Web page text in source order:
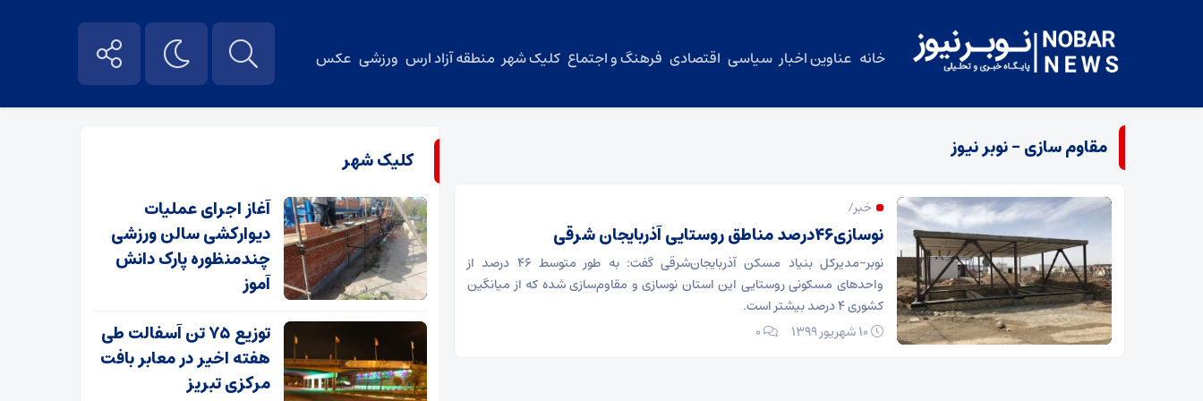
خانه عناوین اخبار سیاسی اقتصادی فرهنگ و اجتماع کلیک شهر منطقه آزاد ارس ورزشی عکس
مقاوم سازی – نوبر نیوز
خبر/
نوسازی۴۶درصد مناطق روستایی آذربایجان شرقی
نوبر-مدیرکل بنیاد مسکن آذربایجان‌شرقی گفت: به طور متوسط ۴۶ درصد از
واحدهای مسکونی روستایی این استان نوسازی و مقاوم‌سازی شده که از میانگین
کشوری ۴ درصد بیشتر است.
۰
کلیک شهر
آغاز اجرای عملیات
دیوارکشی سالن ورزشی
چندمنظوره پارک دانش
آموز
توزیع ۷۵ تن آسفالت طی
هفته اخیر در معابر بافت
مرکزی تبریز